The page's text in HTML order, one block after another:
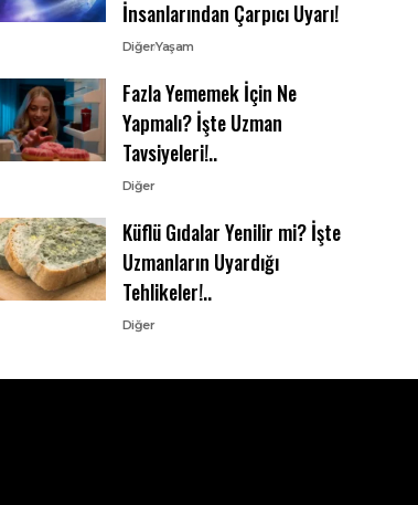
İnsanlarından Çarpıcı Uyarı!
DiğerYaşam
Fazla Yememek İçin Ne
Yapmalı? İşte Uzman
Tavsiyeleri!..
Diğer
Küflü Gıdalar Yenilir mi? İşte
Uzmanların Uyardığı
Tehlikeler!..
Diğer